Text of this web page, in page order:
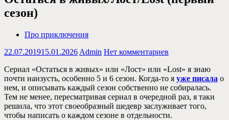
сезон)
Про приключения
22.07.201915.01.2026 Admin Нет комментариев
Сериал «Остаться в живых» или «Лост» или «Lost» я знаю
почти наизусть, особенно 5 и 6 сезон. Когда-то я уже писала о
нем, и описывать каждый сезон собственно не собиралась.
Тем не менее, пересматривая сериал в очередной раз, я таки
решила, что этот своеобразный шедевр заслуживает того,
чтобы написать о каждом сезоне в отдельности.